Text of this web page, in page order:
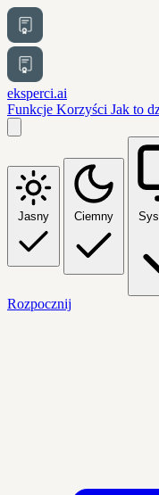
eksperci.ai
Funkcje Korzyści Jak to
Jasny Ciemny
Rozpocznij